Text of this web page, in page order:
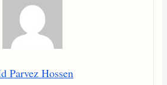
Parvez Hossen